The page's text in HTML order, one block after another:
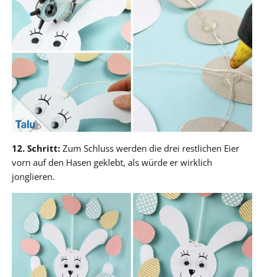
12. Schritt: Zum Schluss werden die drei restlichen Eier
vorn auf den Hasen geklebt, als würde er wirklich
jonglieren.